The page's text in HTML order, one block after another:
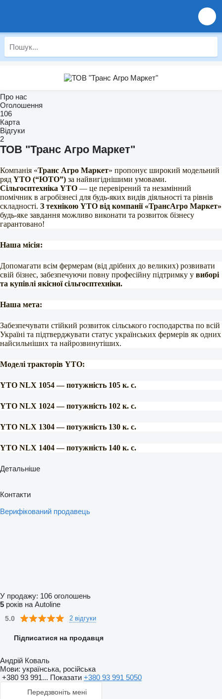
Про нас
Оголошення
106
Карта
Відгуки
2
ТОВ "Транс Агро Маркет"
Компанія «Транс Агро Маркет» пропонує широкий модельний
ряд YTO (“ЮТО”) за найвигіднішими умовами.
Сільгосптехніка YTO — це перевірений та незамінний
помічник в агробізнесі для будь-яких видів діяльності та рівнів
складності. З технікою YTO від компанії «ТрансАгро Маркет»
будь-яке завдання можливо виконати та розвиток бізнесу
гарантовано!
Наша місія:
Допомагати всім фермерам (від дрібних до великих) розвивати
свій бізнес, забезпечуючи повну професійну підтримку у виборі
та купівлі якісної сільгосптехніки.
Наша мета:
Забезпечувати стійкий розвиток сільського господарства по всій
Україні та підтверджувати статус українських фермерів як одних
найсильніших та найрозвинутіших.
Моделі тракторів YTO:
YTO NLX 1054 — потужність 105 к. с.
YTO NLX 1024 — потужність 102 к. с.
YTO NLX 1304 — потужність 130 к. с.
YTO NLX 1404 — потужність 140 к. с.
Детальніше
Контакти
Верифікований продавець
У продажу: 106 оголошень
5 років на Autoline
5.0 2 відгуки
Підписатися на продавця
Андрій Коваль
Мови: українська, російська
+380 93 991... Показати +380 93 991 5050
Передзвоніть мені